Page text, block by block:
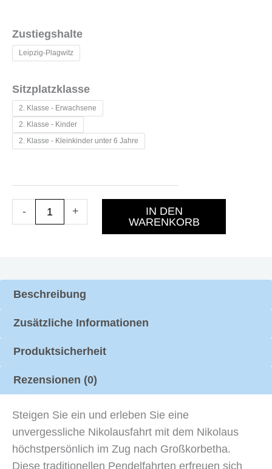
Zustiegshalte
Leipzig-Plagwitz
Sitzplatzklasse
2. Klasse - Erwachsene
2. Klasse - Kinder
2. Klasse - Kleinkinder unter 6 Jahre
-
06.12.26
"Nikolausfahrt"
nach
Menge
+
IN DEN
WARENKORB
Beschreibung
Zusätzliche Informationen
Produktsicherheit
Rezensionen (0)
Steigen Sie ein und erleben Sie eine
unvergessliche Nikolausfahrt mit dem Nikolaus
höchstpersönlich im Zug nach Großkorbetha.
Diese traditionellen Pendelfahrten erfreuen sich